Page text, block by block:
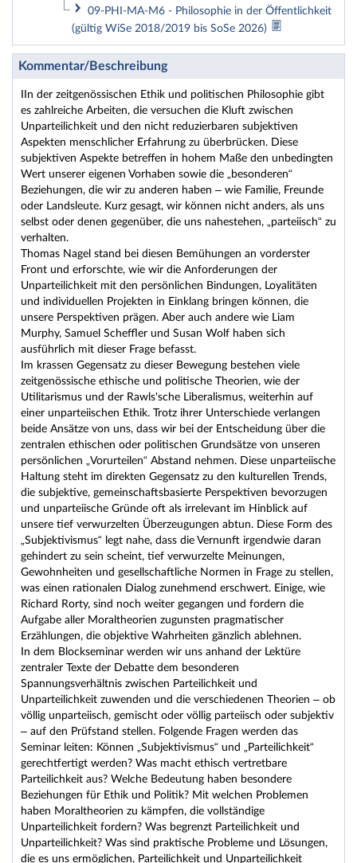
09-PHI-MA-M6 - Philosophie in der Öffentlichkeit
(gültig WiSe 2018/2019 bis SoSe 2026)
Kommentar/Beschreibung
IIn der zeitgenössischen Ethik und politischen Philosophie gibt
es zahlreiche Arbeiten, die versuchen die Kluft zwischen
Unparteilichkeit und den nicht reduzierbaren subjektiven
Aspekten menschlicher Erfahrung zu überbrücken. Diese
subjektiven Aspekte betreffen in hohem Maße den unbedingten
Wert unserer eigenen Vorhaben sowie die „besonderen“
Beziehungen, die wir zu anderen haben – wie Familie, Freunde
oder Landsleute. Kurz gesagt, wir können nicht anders, als uns
selbst oder denen gegenüber, die uns nahestehen, „parteiisch“ zu
verhalten.
Thomas Nagel stand bei diesen Bemühungen an vorderster
Front und erforschte, wie wir die Anforderungen der
Unparteilichkeit mit den persönlichen Bindungen, Loyalitäten
und individuellen Projekten in Einklang bringen können, die
unsere Perspektiven prägen. Aber auch andere wie Liam
Murphy, Samuel Scheffler und Susan Wolf haben sich
ausführlich mit dieser Frage befasst.
Im krassen Gegensatz zu dieser Bewegung bestehen viele
zeitgenössische ethische und politische Theorien, wie der
Utilitarismus und der Rawls'sche Liberalismus, weiterhin auf
einer unparteiischen Ethik. Trotz ihrer Unterschiede verlangen
beide Ansätze von uns, dass wir bei der Entscheidung über die
zentralen ethischen oder politischen Grundsätze von unseren
persönlichen „Vorurteilen“ Abstand nehmen. Diese unparteiische
Haltung steht im direkten Gegensatz zu den kulturellen Trends,
die subjektive, gemeinschaftsbasierte Perspektiven bevorzugen
und unparteiische Gründe oft als irrelevant im Hinblick auf
unsere tief verwurzelten Überzeugungen abtun. Diese Form des
„Subjektivismus“ legt nahe, dass die Vernunft irgendwie daran
gehindert zu sein scheint, tief verwurzelte Meinungen,
Gewohnheiten und gesellschaftliche Normen in Frage zu stellen,
was einen rationalen Dialog zunehmend erschwert. Einige, wie
Richard Rorty, sind noch weiter gegangen und fordern die
Aufgabe aller Moraltheorien zugunsten pragmatischer
Erzählungen, die objektive Wahrheiten gänzlich ablehnen.
In dem Blockseminar werden wir uns anhand der Lektüre
zentraler Texte der Debatte dem besonderen
Spannungsverhältnis zwischen Parteilichkeit und
Unparteilichkeit zuwenden und die verschiedenen Theorien – ob
völlig unparteiisch, gemischt oder völlig parteiisch oder subjektiv
– auf den Prüfstand stellen. Folgende Fragen werden das
Seminar leiten: Können „Subjektivismus“ und „Parteilichkeit“
gerechtfertigt werden? Was macht ethisch vertretbare
Parteilichkeit aus? Welche Bedeutung haben besondere
Beziehungen für Ethik und Politik? Mit welchen Problemen
haben Moraltheorien zu kämpfen, die vollständige
Unparteilichkeit fordern? Was begrenzt Parteilichkeit und
Unparteilichkeit? Was sind praktische Probleme und Lösungen,
die es uns ermöglichen, Parteilichkeit und Unparteilichkeit